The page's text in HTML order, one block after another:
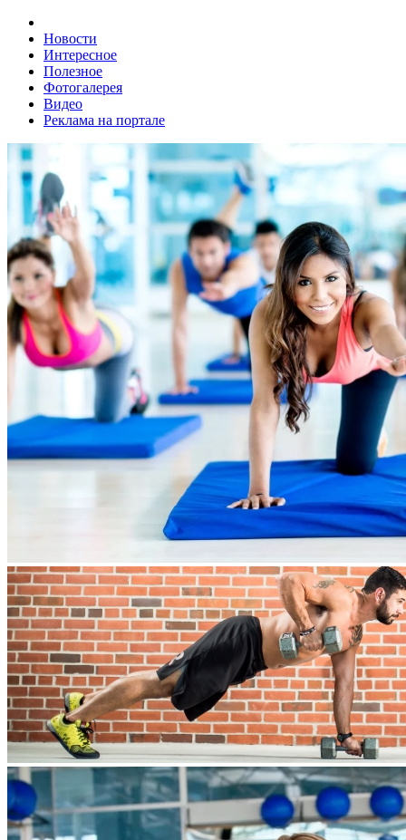
Новости
Интересное
Полезное
Фотогалерея
Видео
Реклама на портале